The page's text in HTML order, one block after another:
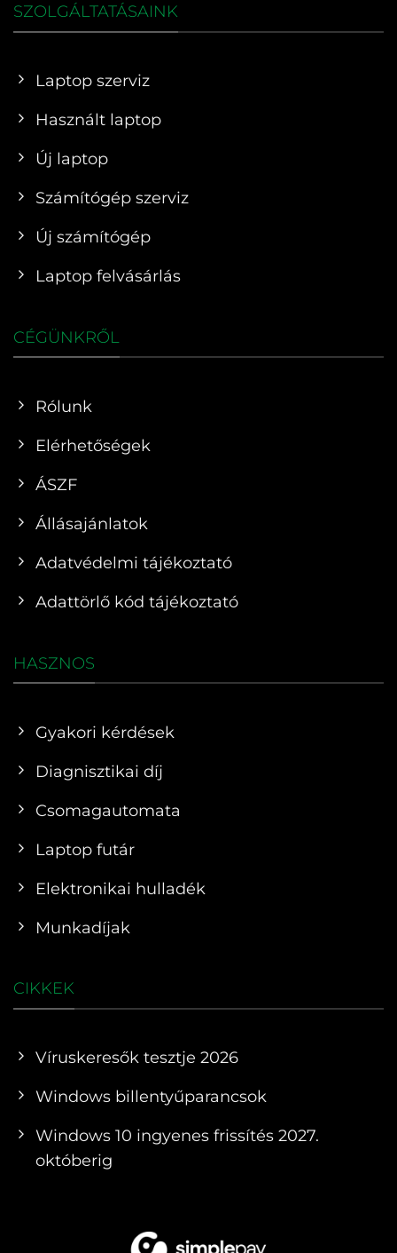
SZOLGÁLTATÁSAINK
Laptop szerviz
Használt laptop
Új laptop
Számítógép szerviz
Új számítógép
Laptop felvásárlás
CÉGÜNKRŐL
Rólunk
Elérhetőségek
ÁSZF
Állásajánlatok
Adatvédelmi tájékoztató
Adattörlő kód tájékoztató
HASZNOS
Gyakori kérdések
Diagnisztikai díj
Csomagautomata
Laptop futár
Elektronikai hulladék
Munkadíjak
CIKKEK
Víruskeresők tesztje 2026
Windows billentyűparancsok
Windows 10 ingyenes frissítés 2027.
októberig